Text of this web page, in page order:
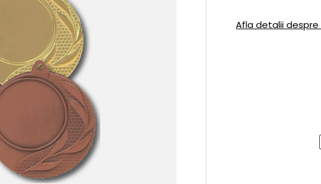
Afla detalii